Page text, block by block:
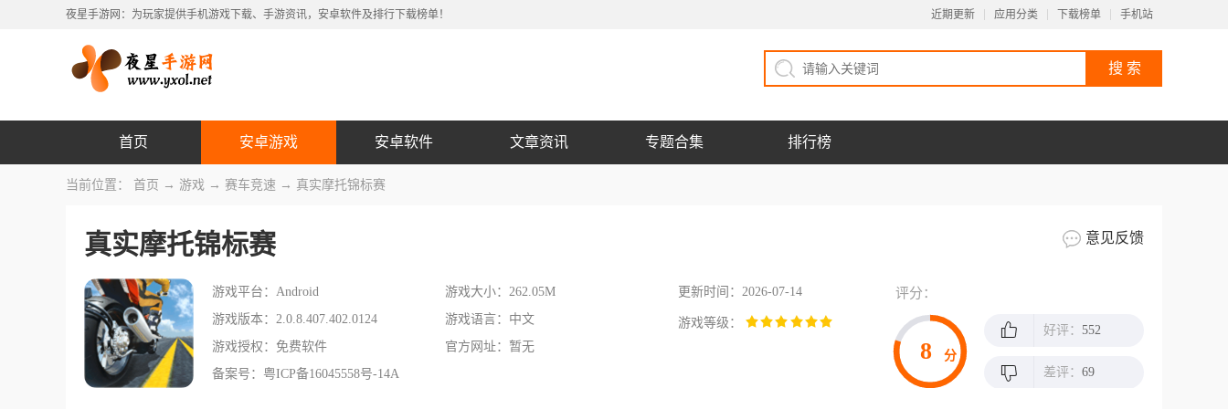
夜星手游网：为玩家提供手机游戏下载、手游资讯，安卓软件及排行下载榜单！ 近期更新 应用分类 下载榜单 手机站
首页 安卓游戏 安卓软件 文章资讯 专题合集 排行榜
当前位置： 首页 → 游戏 → 赛车竞速 → 真实摩托锦标赛
真实摩托锦标赛 意见反馈
游戏平台：Android 游戏大小：262.05M
更新时间：2026-07-14
游戏版本：2.0.8.407.402.0124
游戏语言：中文
游戏等级：
游戏授权：免费软件
官方网址：暂无
备案号：粤ICP备16045558号-14A
评分：
8 分
好评： 552
差评： 69